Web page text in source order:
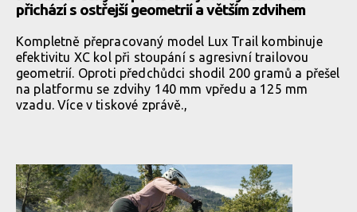
přichází s ostřejší geometrií a větším zdvihem
Kompletně přepracovaný model Lux Trail kombinuje
efektivitu XC kol při stoupání s agresivní trailovou
geometrií. Oproti předchůdci shodil 200 gramů a přešel
na platformu se zdvihy 140 mm vpředu a 125 mm
vzadu. Více v tiskové zprávě.,